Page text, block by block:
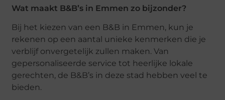
Wat maakt B&B’s in Emmen zo bijzonder?
Bij het kiezen van een B&B in Emmen, kun je
rekenen op een aantal unieke kenmerken die je
verblijf onvergetelijk zullen maken. Van
gepersonaliseerde service tot heerlijke lokale
gerechten, de B&B’s in deze stad hebben veel te
bieden.